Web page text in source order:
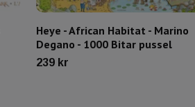
Heye - African Habitat - Marino
Degano - 1000 Bitar pussel
239 kr